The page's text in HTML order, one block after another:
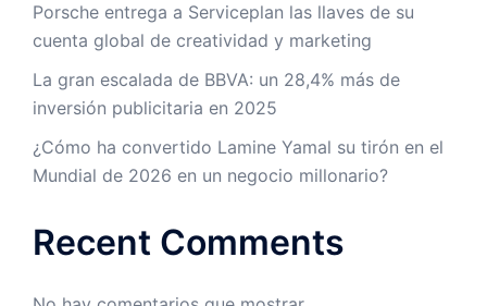
Porsche entrega a Serviceplan las llaves de su
cuenta global de creatividad y marketing
La gran escalada de BBVA: un 28,4% más de
inversión publicitaria en 2025
¿Cómo ha convertido Lamine Yamal su tirón en el
Mundial de 2026 en un negocio millonario?
Recent Comments